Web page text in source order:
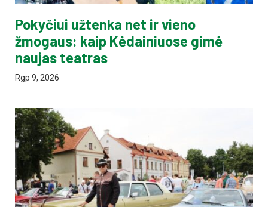
Pokyčiui užtenka net ir vieno
žmogaus: kaip Kėdainiuose gimė
naujas teatras
Rgp 9, 2026